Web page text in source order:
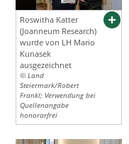
Roswitha Katter
(Joanneum Research)
wurde von LH Mario
Kunasek
ausgezeichnet
© Land
Steiermark/Robert
Frankl; Verwendung bei
Quellenangabe
honorarfrei